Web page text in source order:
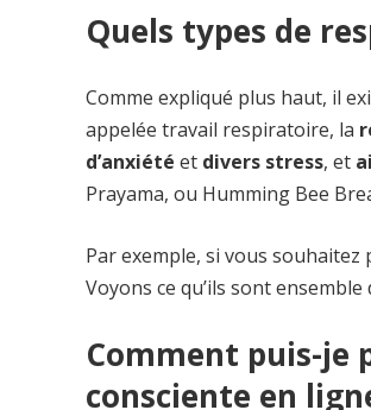
Quels types de
Comme expliqué plus haut, il
appelée travail respiratoire, la
d’anxiété et divers stress, et
Prayama, ou Humming Bee
Par exemple, si vous
Voyons ce qu’ils sont
Comment puis-je
consciente en